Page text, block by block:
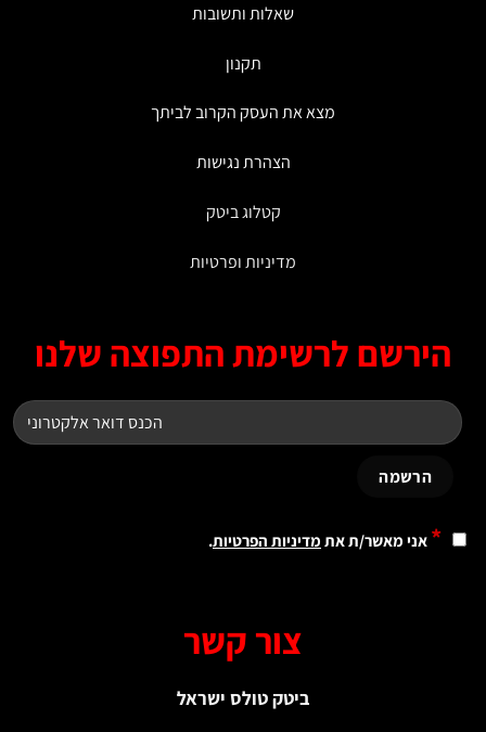
שאלות ותשובות
מצא את העסק הקרוב לביתך
הצהרת נגישות
קטלוג ביטק
מדיניות ופרטיות
לרשימת התפוצה שלנו
אני מאשר/ת אתמדיניות הפרטיות.
צור קשר
ביטק טולס ישראל